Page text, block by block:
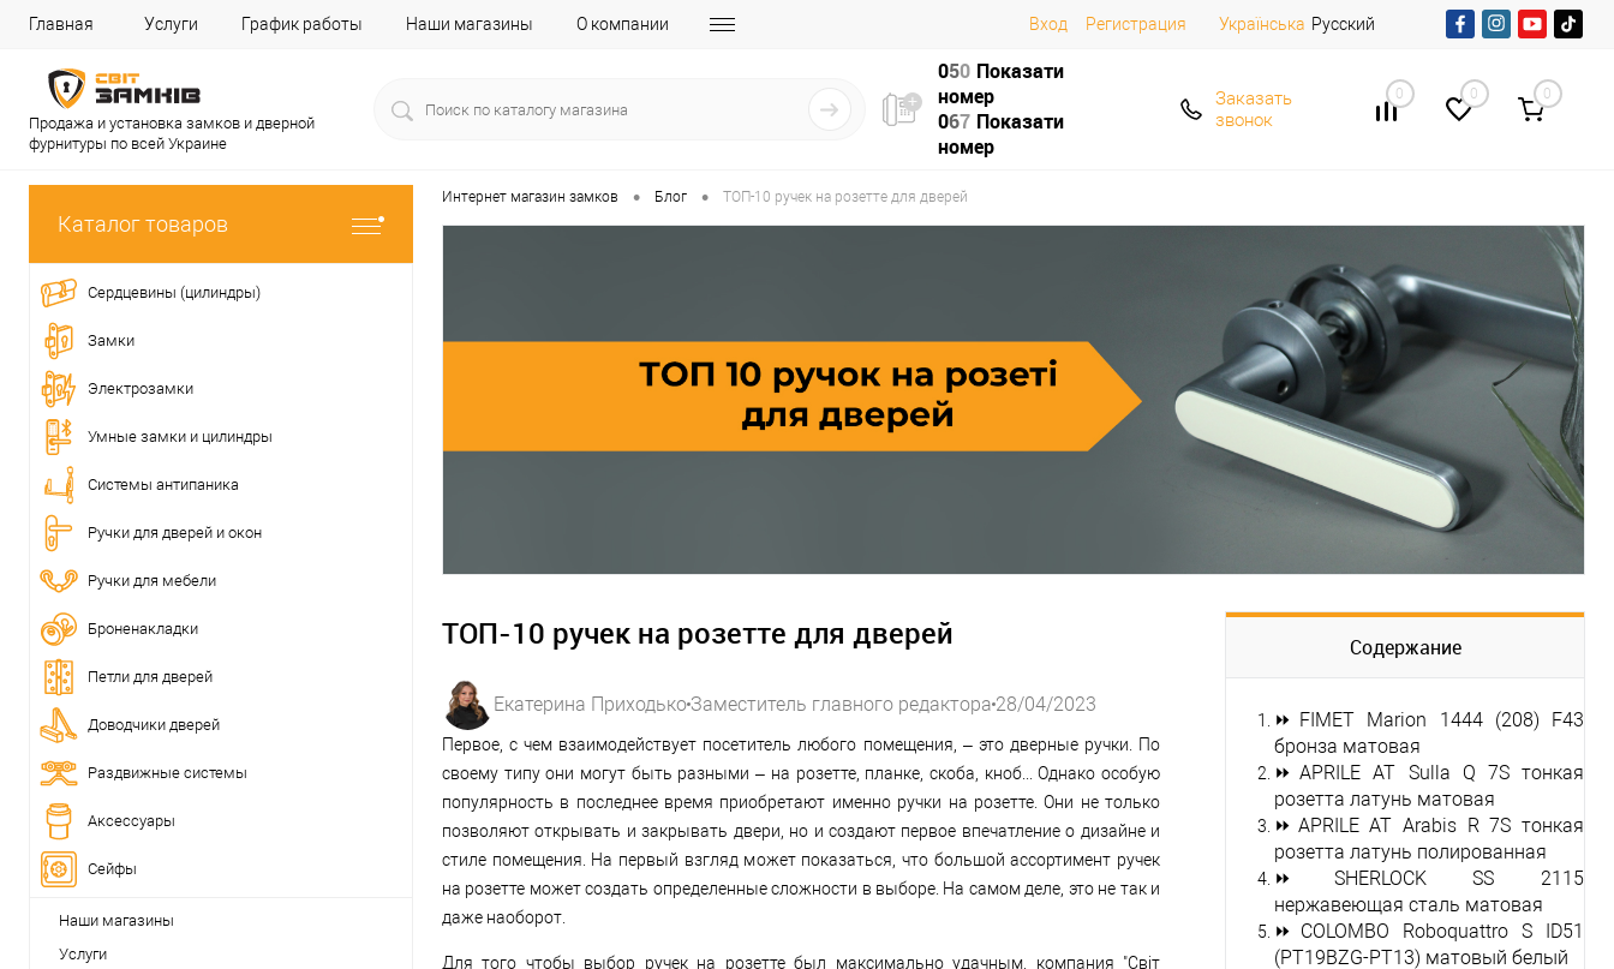
Главная Услуги График работы Наши магазины О компании Вход Регистрация Українська Русский
Продажа и установка замков и дверной
фурнитуры по всей Украине
050 Показати
номер
067 Показати
номер
Заказать
звонок
0 0 0
Каталог товаров
Сердцевины (цилиндры)
Замки
Электрозамки
Умные замки и цилиндры
Системы антипаника
Ручки для дверей и окон
Ручки для мебели
Броненакладки
Петли для дверей
Доводчики дверей
Раздвижные системы
Аксессуары
Сейфы
Наши магазины
Услуги
Интернет магазин замков • Блог • ТОП-10 ручек на розетте для дверей
ТОП-10 ручек на розетте для дверей
Екатерина Приходько Заместитель главного редактора 28/04/2023
Первое, с чем взаимодействует посетитель любого помещения, – это дверные ручки. По
своему типу они могут быть разными – на розетте, планке, скоба, кноб... Однако особую
популярность в последнее время приобретают именно ручки на розетте. Они не только
позволяют открывать и закрывать двери, но и создают первое впечатление о дизайне и
стиле помещения. На первый взгляд может показаться, что большой ассортимент ручек
на розетте может создать определенные сложности в выборе. На самом деле, это не так и
даже наоборот.
Для того чтобы выбор ручек на розетте был максимально удачным, компания "Світ
Содержание
⏩ FIMET Marion 1444 (208) F43
бронза матовая
⏩APRILE AT Sulla Q 7S тонкая
розетта латунь матовая
⏩ APRILE AT Arabis R 7S тонкая
розетта латунь полированная
⏩ SHERLOCK SS 2115
нержавеющая сталь матовая
⏩ COLOMBO Roboquattro S ID51
(PT19BZG-PT13) матовый белый